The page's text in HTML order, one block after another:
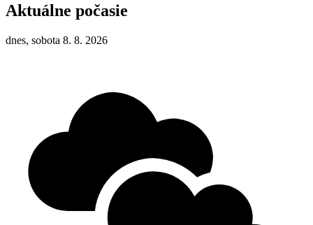
Aktuálne počasie
dnes, sobota 8. 8. 2026